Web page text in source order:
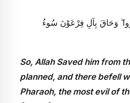
وَحَاقَ بِآلِ فِرْعَوْنَ سُوءُ
So, Allah Saved him from
planned, and there befell
Pharaoh, the most evil of